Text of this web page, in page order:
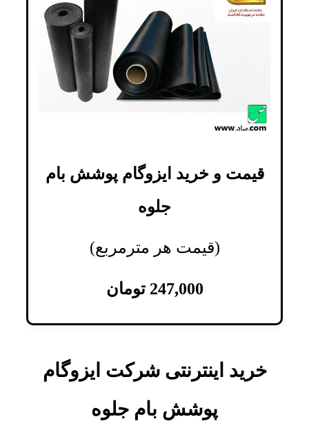
قیمت و خرید ایزوگام پوشش بام
جلوه
(قیمت هر مترمربع)
247,000 تومان
خرید اینترنتی شرکت ایزوگام
پوشش بام جلوه